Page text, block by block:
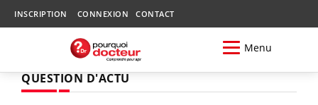
INSCRIPTION CONNEXION CONTACT
Menu
QUESTION D'ACTU